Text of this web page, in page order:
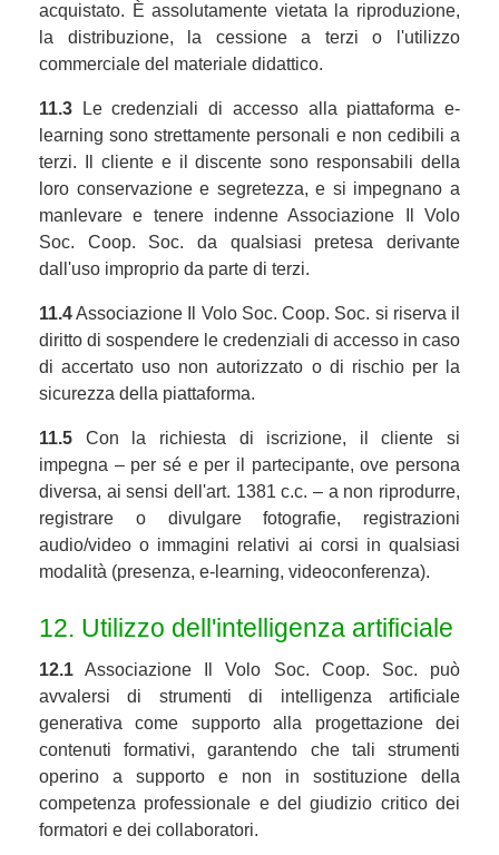
acquistato. È assolutamente vietata la riproduzione,
la distribuzione, la cessione a terzi o l'utilizzo
commerciale del materiale didattico.
11.3 Le credenziali di accesso alla piattaforma e-
learning sono strettamente personali e non cedibili a
terzi. Il cliente e il discente sono responsabili della
loro conservazione e segretezza, e si impegnano a
manlevare e tenere indenne Associazione Il Volo
Soc. Coop. Soc. da qualsiasi pretesa derivante
dall'uso improprio da parte di terzi.
11.4Associazione Il Volo Soc. Coop. Soc. si riserva il
diritto di sospendere le credenziali di accesso in caso
di accertato uso non autorizzato o di rischio per la
sicurezza della piattaforma.
11.5 Con la richiesta di iscrizione, il cliente si
impegna – per sé e per il partecipante, ove persona
diversa, ai sensi dell'art. 1381 c.c. – a non riprodurre,
registrare o divulgare fotografie, registrazioni
audio/video o immagini relativi ai corsi in qualsiasi
modalità (presenza, e-learning, videoconferenza).
12. Utilizzo dell'intelligenza artificiale
12.1 Associazione Il Volo Soc. Coop. Soc. può
avvalersi di strumenti di intelligenza artificiale
generativa come supporto alla progettazione dei
contenuti formativi, garantendo che tali strumenti
operino a supporto e non in sostituzione della
competenza professionale e del giudizio critico dei
formatori e dei collaboratori.